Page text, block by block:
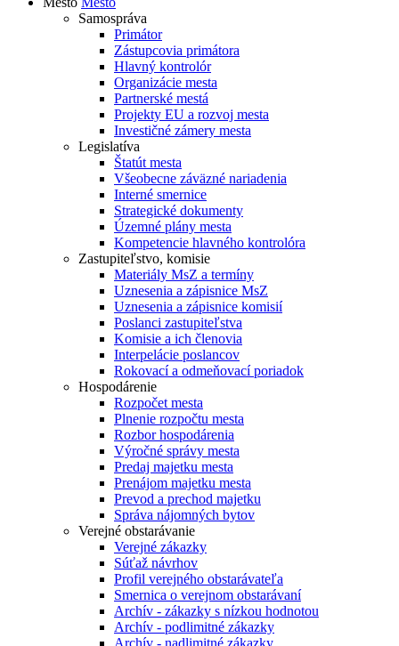
Samospráva
Primátor
Zástupcovia primátora
Hlavný kontrolór
Organizácie mesta
Partnerské mestá
Projekty EU a rozvoj mesta
Investičné zámery mesta
Legislatíva
Štatút mesta
Všeobecne záväzné nariadenia
Interné smernice
Strategické dokumenty
Územné plány mesta
Kompetencie hlavného kontrolóra
Zastupiteľstvo, komisie
Materiály MsZ a termíny
Uznesenia a zápisnice MsZ
Uznesenia a zápisnice komisií
Poslanci zastupiteľstva
Komisie a ich členovia
Interpelácie poslancov
Rokovací a odmeňovací poriadok
Hospodárenie
Rozpočet mesta
Plnenie rozpočtu mesta
Rozbor hospodárenia
Výročné správy mesta
Predaj majetku mesta
Prenájom majetku mesta
Prevod a prechod majetku
Správa nájomných bytov
Verejné obstarávanie
Verejné zákazky
Súťaž návrhov
Profil verejného obstarávateľa
Smernica o verejnom obstarávaní
Archív - zákazky s nízkou hodnotou
Archív - podlimitné zákazky
Archív - nadlimitné zákazky